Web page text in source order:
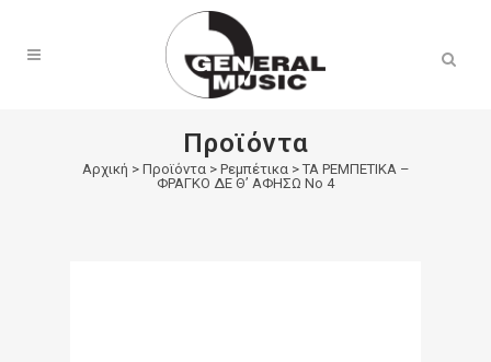
Προϊόντα
Αρχική > Προϊόντα> Ρεμπέτικα> ΤΑ ΡΕΜΠΕΤΙΚΑ –
ΦΡΑΓΚΟ ΔΕ Θ’ ΑΦΗΣΩ Νο 4